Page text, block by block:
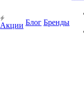
Акции Блог Бренды